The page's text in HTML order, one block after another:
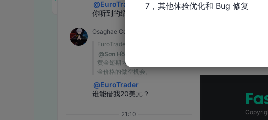
7，其他体验优化和 Bug 修复